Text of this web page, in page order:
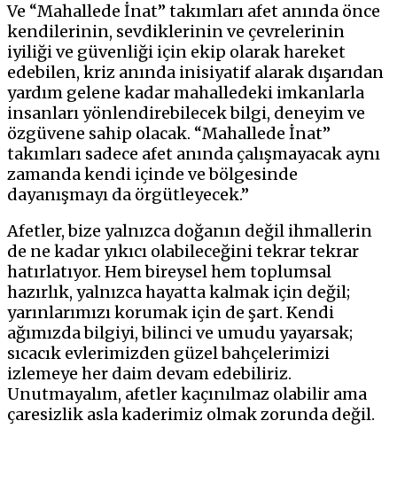
Ve “Mahallede İnat” takımları afet anında önce
kendilerinin, sevdiklerinin ve çevrelerinin
iyiliği ve güvenliği için ekip olarak hareket
edebilen, kriz anında inisiyatif alarak dışarıdan
yardım gelene kadar mahalledeki imkanlarla
insanları yönlendirebilecek bilgi, deneyim ve
özgüvene sahip olacak. “Mahallede İnat”
takımları sadece afet anında çalışmayacak aynı
zamanda kendi içinde ve bölgesinde
dayanışmayı da örgütleyecek.”
Afetler, bize yalnızca doğanın değil ihmallerin
de ne kadar yıkıcı olabileceğini tekrar tekrar
hatırlatıyor. Hem bireysel hem toplumsal
hazırlık, yalnızca hayatta kalmak için değil;
yarınlarımızı korumak için de şart. Kendi
ağımızda bilgiyi, bilinci ve umudu yayarsak;
sıcacık evlerimizden güzel bahçelerimizi
izlemeye her daim devam edebiliriz.
Unutmayalım, afetler kaçınılmaz olabilir ama
çaresizlik asla kaderimiz olmak zorunda değil.